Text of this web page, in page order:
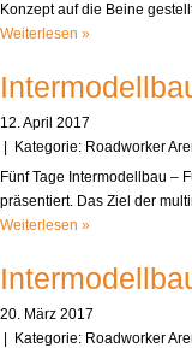
Konzept auf die Beine
Weiterlesen »
12. April 2017
| Kategorie: Roadworker
Fünf Tage Intermodellbau –
präsentiert. Das Ziel der
Weiterlesen »
20. März 2017
| Kategorie: Roadworker